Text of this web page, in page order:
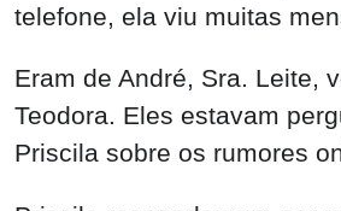
telefone, ela viu muitas
Eram de André, Sra. Leite,
Teodora. Eles estavam
Priscila sobre os rumores